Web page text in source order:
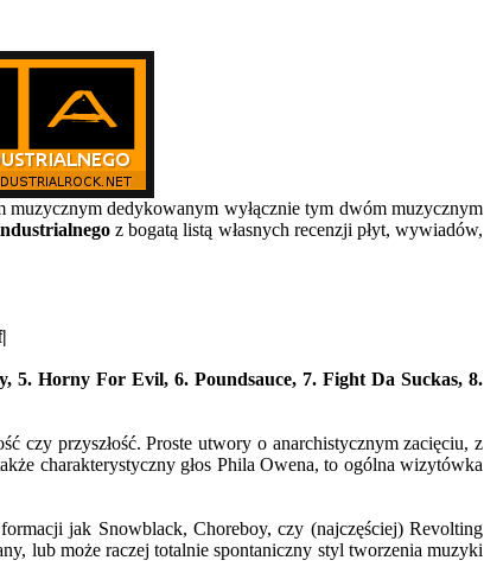
dedykowanym wyłącznie tym dwóm muzycznym
z bogatą listą własnych recenzji płyt, wywiadów,
Horny For Evil, 6. Poundsauce, 7. Fight Da Suckas, 8.
czy przyszłość. Proste utwory o anarchistycznym zacięciu, z
charakterystyczny głos Phila Owena, to ogólna wizytówka
jak Snowblack, Choreboy, czy (najczęściej) Revolting
lub może raczej totalnie spontaniczny styl tworzenia muzyki